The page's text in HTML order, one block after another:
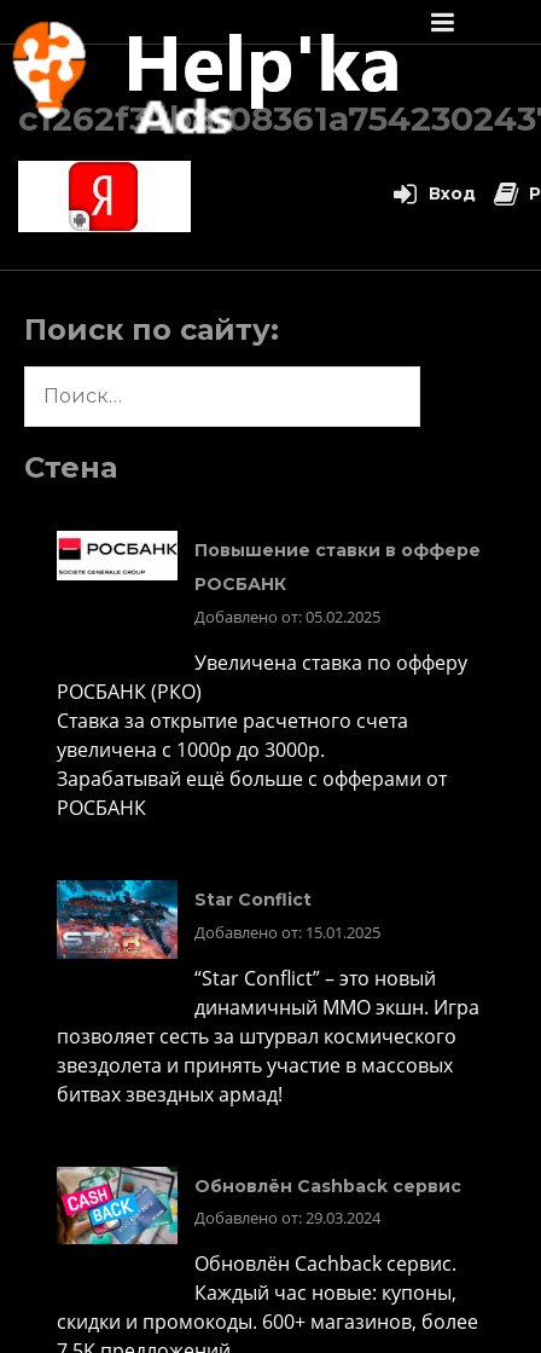
Перейти
содержимому
Поиск по сайту:
Стена
Повышение ставки в оффере
РОСБАНК
Добавлено от: 05.02.2025
Увеличена ставка по офферу
РОСБАНК (РКО)
Ставка за открытие расчетного счета
увеличена с 1000р до 3000р.
Зарабатывай ещё больше с офферами от
РОСБАНК
Star Conflict
Добавлено от: 15.01.2025
“Star Conflict” – это новый
динамичный MMO экшн. Игра
позволяет сесть за штурвал космического
звездолета и принять участие в массовых
битвах звездных армад!
Обновлён Cashback сервис
Добавлено от: 29.03.2024
Обновлён Cachback сервис.
Каждый час новые: купоны,
скидки и промокоды. 600+ магазинов, более
Вход